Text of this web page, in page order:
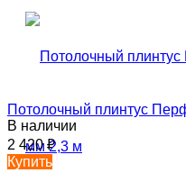
Потолочный плинтус
В наличии
2 420₽
Купить